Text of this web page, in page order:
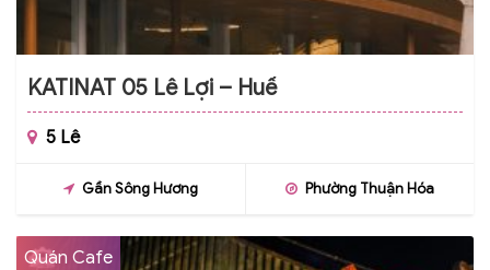
KATINAT 05 Lê Lợi – Huế
5 Lê
Gần Sông Hương Phường Thuận Hóa
Quán Cafe